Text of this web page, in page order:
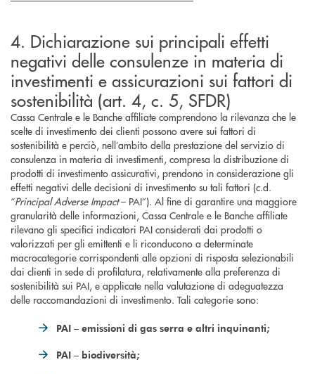
4. Dichiarazione sui principali effetti
negativi delle consulenze in materia di
investimenti e assicurazioni sui fattori di
sostenibilità (art. 4, c. 5, SFDR)
Cassa Centrale e le Banche affiliate comprendono la rilevanza che le
scelte di investimento dei clienti possono avere sui fattori di
sostenibilità e perciò, nell’ambito della prestazione del servizio di
consulenza in materia di investimenti, compresa la distribuzione di
prodotti di investimento assicurativi, prendono in considerazione gli
effetti negativi delle decisioni di investimento su tali fattori (c.d.
“Principal Adverse Impact– PAI”). Al fine di garantire una maggiore
granularità delle informazioni, Cassa Centrale e le Banche affiliate
rilevano gli specifici indicatori PAI considerati dai prodotti o
valorizzati per gli emittenti e li riconducono a determinate
macrocategorie corrispondenti alle opzioni di risposta selezionabili
dai clienti in sede di profilatura, relativamente alla preferenza di
sostenibilità sui PAI, e applicate nella valutazione di adeguatezza
delle raccomandazioni di investimento. Tali categorie sono:
PAI – emissioni di gas serra e altri inquinanti;
PAI – biodiversità;